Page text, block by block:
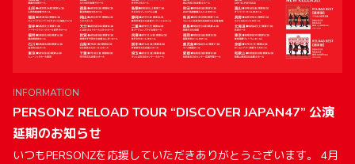
INFORMATION
PERSONZ RELOAD TOUR “DISCOVER JAPAN47” 公演
延期のお知らせ
いつもPERSONZを応援していただきありがとうございます。 4月